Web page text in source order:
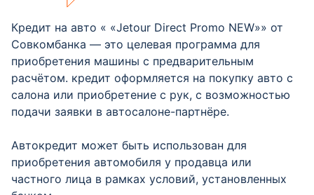
Кредит на авто « «Jetour Direct Promo NEW»» от
Совкомбанка — это целевая программа для
приобретения машины с предварительным
расчётом. кредит оформляется на покупку авто с
салона или приобретение с рук, с возможностью
подачи заявки в автосалоне-партнёре.
Автокредит может быть использован для
приобретения автомобиля у продавца или
частного лица в рамках условий, установленных